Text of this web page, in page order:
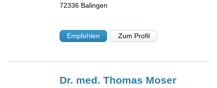
72336 Balingen
Empfehlen Zum Profil
Dr. med. Thomas Moser